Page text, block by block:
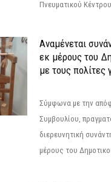
Πνευματικού
Αναμένεται
εκ μέρους του
με τους πολίτες
Σύμφωνα με την
Συμβουλίου,
διερευνητική
μέρους του